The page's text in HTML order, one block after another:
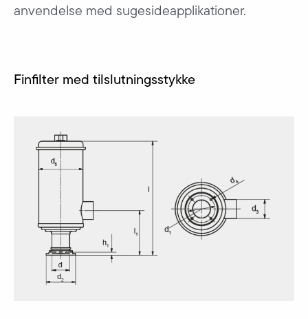
anvendelse med sugesideapplikationer.
Finfilter med tilslutningsstykke